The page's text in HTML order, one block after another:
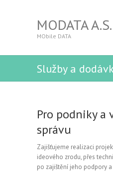
MODATA A.S.
MObile DATA
Služby a
Pro podniky a
správu
Zajišťujeme realizaci
ideového zrodu, přes
po zajištění jeho podpory